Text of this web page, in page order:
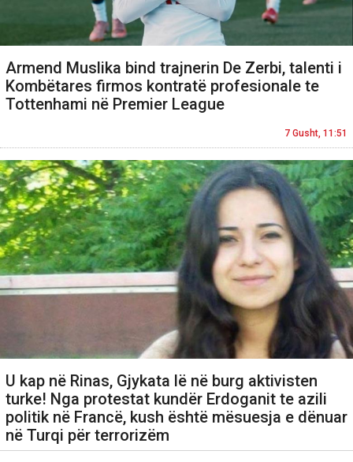
Armend Muslika bind trajnerin De Zerbi, talenti i
Kombëtares firmos kontratë profesionale te
Tottenhami në Premier League
7 Gusht, 11:51
U kap në Rinas, Gjykata lë në burg aktivisten
turke! Nga protestat kundër Erdoganit te azili
politik në Francë, kush është mësuesja e dënuar
në Turqi për terrorizëm